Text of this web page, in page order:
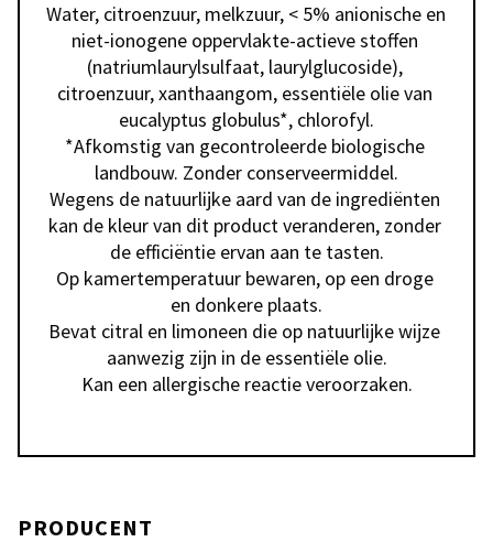
Water, citroenzuur, melkzuur, < 5% anionische en
niet-ionogene oppervlakte-actieve stoffen
(natriumlaurylsulfaat, laurylglucoside),
citroenzuur, xanthaangom, essentiële olie van
eucalyptus globulus*, chlorofyl.
*Afkomstig van gecontroleerde biologische
landbouw. Zonder conserveermiddel.
Wegens de natuurlijke aard van de ingrediënten
kan de kleur van dit product veranderen, zonder
de efficiëntie ervan aan te tasten.
Op kamertemperatuur bewaren, op een droge
en donkere plaats.
Bevat citral en limoneen die op natuurlijke wijze
aanwezig zijn in de essentiële olie.
Kan een allergische reactie veroorzaken.
PRODUCENT